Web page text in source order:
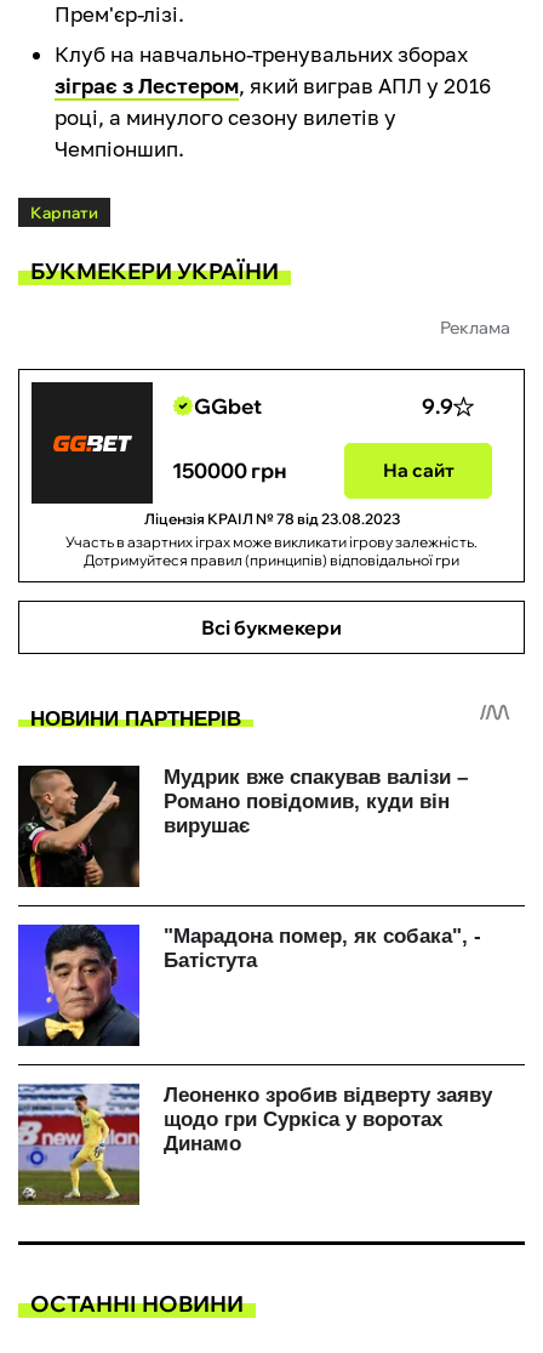
Прем'єр-лізі.
Клуб на навчально-тренувальних зборах
зіграє з Лестером, який виграв АПЛ у 2016
році, а минулого сезону вилетів у
Чемпіоншип.
Карпати
БУКМЕКЕРИ УКРАЇНИ
Реклама
GGbet 9.9
150000 грн На сайт
Ліцензія КРАІЛ № 78 від 23.08.2023
Участь в азартних іграх може викликати ігрову залежність.
Дотримуйтеся правил (принципів) відповідальної гри
Всі букмекери
ОСТАННІ НОВИНИ